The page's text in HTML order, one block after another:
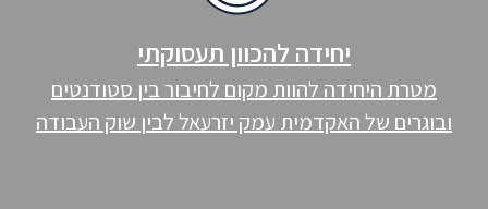
יחידה להכוון תעסוקתי
מטרת היחידה להוות מקום לחיבור בין סטודנטים
ובוגרים של האקדמית עמק יזרעאל לבין שוק העבודה